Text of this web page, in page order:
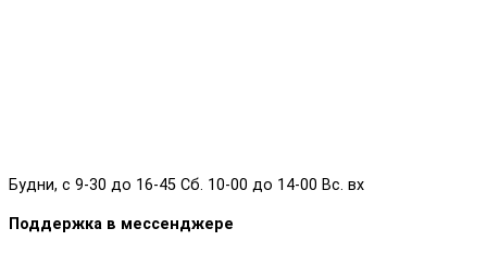
Будни, с 9-30 до 16-45 Сб. 10-00 до 14-00 Вс. вх
Поддержка в мессенджере